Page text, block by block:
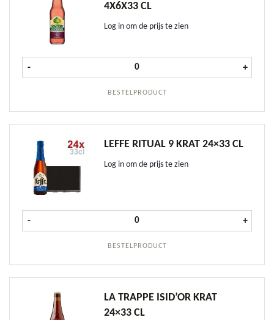
4X6X33 CL
Log in om de prijs te zien
BESTELPRODUCT
- Somersby Blackberry OW 4x6x33
+
LEFFE RITUAL 9 KRAT 24×33 CL
Log in om de prijs te zien
BESTELPRODUCT
- Leffe Ritual 9 krat 24x33 cl aantal
+
LA TRAPPE ISID’OR KRAT
24×33 CL